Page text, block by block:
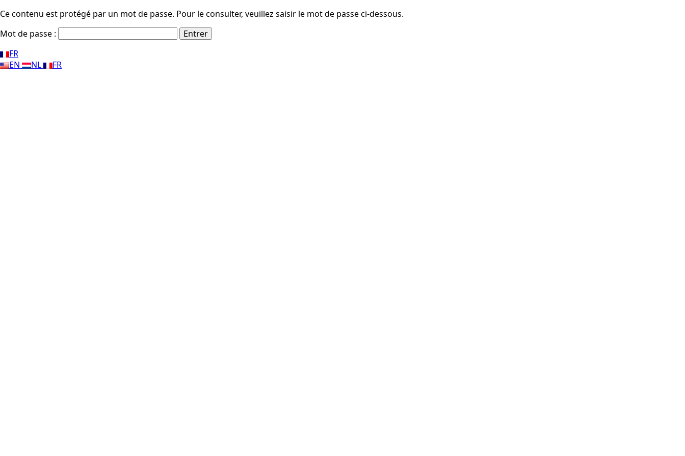
Ce contenu est protégé par un mot de passe. Pour le consulter, veuillez saisir le mot de passe ci-dessous.
Mot de passe :
FR
EN
NL FR